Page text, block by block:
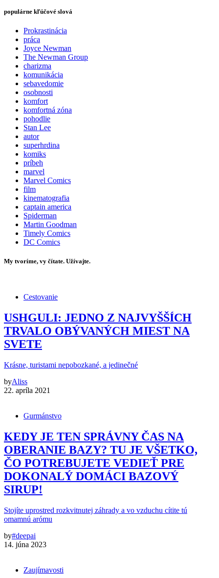
populárne kľúčové slová
Prokrastinácia
práca
Joyce Newman
The Newman Group
charizma
komunikácia
sebavedomie
osobnosti
komfort
komfortná zóna
pohodlie
Stan Lee
autor
superhrdina
komiks
príbeh
marvel
Marvel Comics
film
kinematografia
captain america
Spiderman
Martin Goodman
Timely Comics
DC Comics
My tvoríme, vy čítate. Užívajte.
Cestovanie
USHGULI: JEDNO Z NAJVYŠŠÍCH
TRVALO OBÝVANÝCH MIEST NA
SVETE
Krásne, turistami nepobozkané, a jedinečné
byAliss
22. apríla 2021
Gurmánstvo
KEDY JE TEN SPRÁVNY ČAS NA
OBERANIE BAZY? TU JE VŠETKO,
ČO POTREBUJETE VEDIEŤ PRE
DOKONALÝ DOMÁCI BAZOVÝ
SIRUP!
Stojíte uprostred rozkvitnutej záhrady a vo vzduchu cítite tú
omamnú arómu
by#deepai
14. júna 2023
Zaujímavosti